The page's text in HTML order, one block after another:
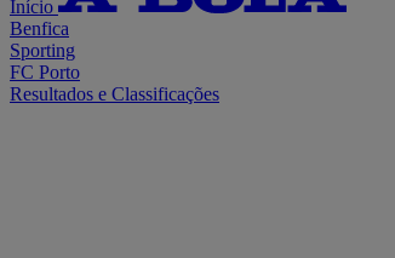
Início
Benfica
Sporting
FC Porto
Resultados e Classificações